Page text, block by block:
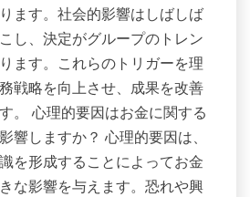
ます。社会的影響はしばしば
し、決定がグループのトレン
ます。これらのトリガーを理
戦略を向上させ、成果を改善
。 心理的要因はお金に関する
響しますか？ 心理的要因は、
を形成することによってお金
な影響を与えます。恐れや興